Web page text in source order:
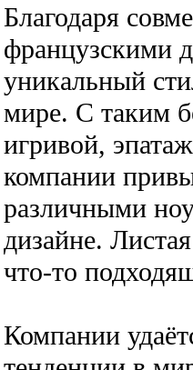
Благодаря
французскими
уникальный
мире. С таким
игривой,
компании
различными
дизайне.
что-то
Компании